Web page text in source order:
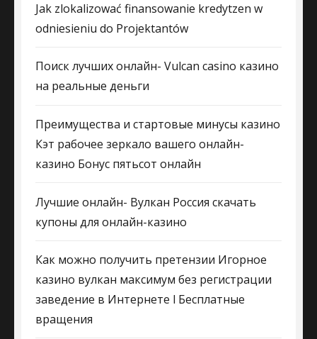
Jak zlokalizować finansowanie kredytzen w
odniesieniu do Projektantów
Поиск лучших онлайн- Vulcan casino казино
на реальные деньги
Преимущества и стартовые минусы казино
Кэт рабочее зеркало вашего онлайн-
казино Бонус пятьсот онлайн
Лучшие онлайн- Вулкан Россия скачать
купоны для онлайн-казино
Как можно получить претензии Игорное
казино вулкан максимум без регистрации
заведение в Интернете l Бесплатные
вращения